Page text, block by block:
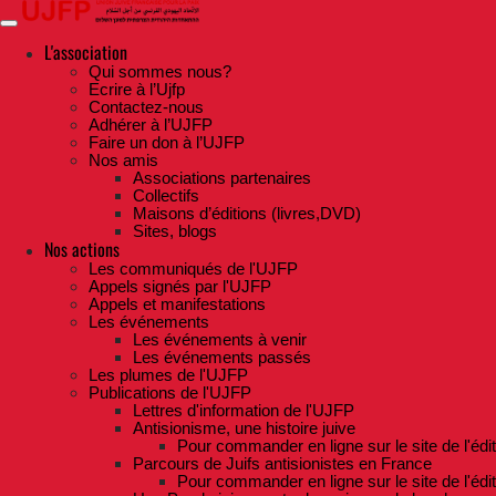
Skip
to
contentL'association
Qui sommes nous?
Ecrire à l’Ujfp
Contactez-nous
Adhérer à l’UJFP
Faire un don à l’UJFP
Nos amis
Associations partenaires
Collectifs
Maisons d’éditions (livres,DVD)
Sites, blogs
Nos actions
Les communiqués de l'UJFP
Appels signés par l'UJFP
Appels et manifestations
Les événements
Les événements à venir
Les événements passés
Les plumes de l'UJFP
Publications de l'UJFP
Lettres d'information de l'UJFP
Antisionisme, une histoire juive
Pour commander en ligne sur le site de
Parcours de Juifs antisionistes en France
Pour commander en ligne sur le site de